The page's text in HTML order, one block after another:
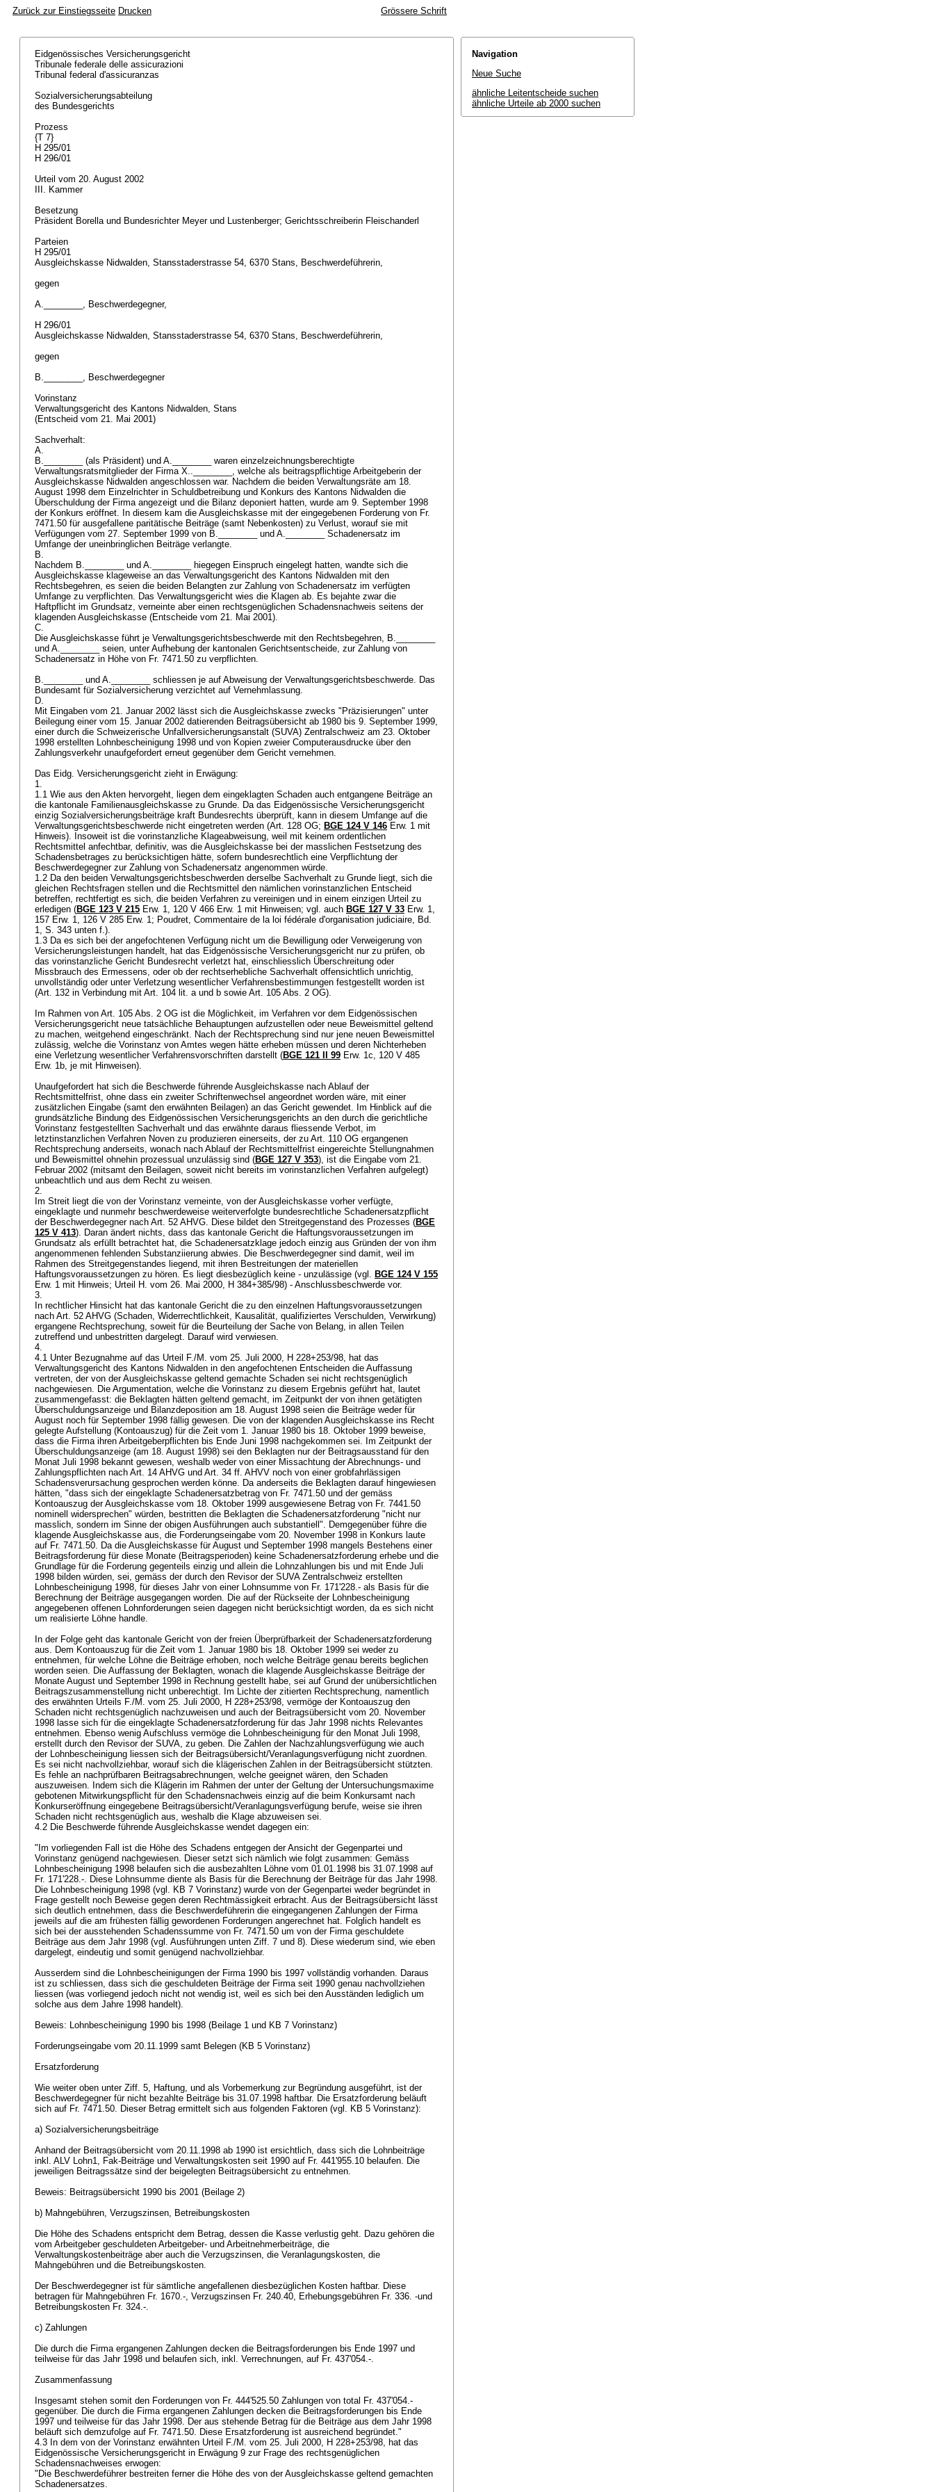
Zurück zur Einstiegsseite Drucken Grössere Schrift
Eidgenössisches Versicherungsgericht
Tribunale federale delle assicurazioni
Tribunal federal d'assicuranzas
Sozialversicherungsabteilung
des Bundesgerichts
Prozess
{T 7}
H 295/01
H 296/01
Urteil vom 20. August 2002
III. Kammer
Besetzung
Präsident Borella und Bundesrichter Meyer und Lustenberger; Gerichtsschreiberin Fleischanderl
Parteien
H 295/01
Ausgleichskasse Nidwalden, Stansstaderstrasse 54, 6370 Stans, Beschwerdeführerin,
gegen
A.________, Beschwerdegegner,
H 296/01
Ausgleichskasse Nidwalden, Stansstaderstrasse 54, 6370 Stans, Beschwerdeführerin,
gegen
B.________, Beschwerdegegner
Vorinstanz
Verwaltungsgericht des Kantons Nidwalden, Stans
(Entscheid vom 21. Mai 2001)
Sachverhalt:
A.
B.________ (als Präsident) und A.________ waren einzelzeichnungsberechtigte
Verwaltungsratsmitglieder der Firma X..________, welche als beitragspflichtige Arbeitgeberin der
Ausgleichskasse Nidwalden angeschlossen war. Nachdem die beiden Verwaltungsräte am 18.
August 1998 dem Einzelrichter in Schuldbetreibung und Konkurs des Kantons Nidwalden die
Überschuldung der Firma angezeigt und die Bilanz deponiert hatten, wurde am 9. September 1998
der Konkurs eröffnet. In diesem kam die Ausgleichskasse mit der eingegebenen Forderung von Fr.
7471.50 für ausgefallene paritätische Beiträge (samt Nebenkosten) zu Verlust, worauf sie mit
Verfügungen vom 27. September 1999 von B.________ und A.________ Schadenersatz im
Umfange der uneinbringlichen Beiträge verlangte.
B.
Nachdem B.________ und A.________ hiegegen Einspruch eingelegt hatten, wandte sich die
Ausgleichskasse klageweise an das Verwaltungsgericht des Kantons Nidwalden mit den
Rechtsbegehren, es seien die beiden Belangten zur Zahlung von Schadenersatz im verfügten
Umfange zu verpflichten. Das Verwaltungsgericht wies die Klagen ab. Es bejahte zwar die
Haftpflicht im Grundsatz, verneinte aber einen rechtsgenüglichen Schadensnachweis seitens der
klagenden Ausgleichskasse (Entscheide vom 21. Mai 2001).
C.
Die Ausgleichskasse führt je Verwaltungsgerichtsbeschwerde mit den Rechtsbegehren, B.________
und A.________ seien, unter Aufhebung der kantonalen Gerichtsentscheide, zur Zahlung von
Schadenersatz in Höhe von Fr. 7471.50 zu verpflichten.
B.________ und A.________ schliessen je auf Abweisung der Verwaltungsgerichtsbeschwerde. Das
Bundesamt für Sozialversicherung verzichtet auf Vernehmlassung.
D.
Mit Eingaben vom 21. Januar 2002 lässt sich die Ausgleichskasse zwecks "Präzisierungen" unter
Beilegung einer vom 15. Januar 2002 datierenden Beitragsübersicht ab 1980 bis 9. September 1999,
einer durch die Schweizerische Unfallversicherungsanstalt (SUVA) Zentralschweiz am 23. Oktober
1998 erstellten Lohnbescheinigung 1998 und von Kopien zweier Computerausdrucke über den
Zahlungsverkehr unaufgefordert erneut gegenüber dem Gericht vernehmen.
Das Eidg. Versicherungsgericht zieht in Erwägung:
1.
1.1 Wie aus den Akten hervorgeht, liegen dem eingeklagten Schaden auch entgangene Beiträge an
die kantonale Familienausgleichskasse zu Grunde. Da das Eidgenössische Versicherungsgericht
einzig Sozialversicherungsbeiträge kraft Bundesrechts überprüft, kann in diesem Umfange auf die
Verwaltungsgerichtsbeschwerde nicht eingetreten werden (Art. 128 OG; BGE 124 V 146 Erw. 1 mit
Hinweis). Insoweit ist die vorinstanzliche Klageabweisung, weil mit keinem ordentlichen
Rechtsmittel anfechtbar, definitiv, was die Ausgleichskasse bei der masslichen Festsetzung des
Schadensbetrages zu berücksichtigen hätte, sofern bundesrechtlich eine Verpflichtung der
Beschwerdegegner zur Zahlung von Schadenersatz angenommen würde.
1.2 Da den beiden Verwaltungsgerichtsbeschwerden derselbe Sachverhalt zu Grunde liegt, sich die
gleichen Rechtsfragen stellen und die Rechtsmittel den nämlichen vorinstanzlichen Entscheid
betreffen, rechtfertigt es sich, die beiden Verfahren zu vereinigen und in einem einzigen Urteil zu
erledigen (BGE 123 V 215 Erw. 1, 120 V 466 Erw. 1 mit Hinweisen; vgl. auch BGE 127 V 33 Erw. 1,
157 Erw. 1, 126 V 285 Erw. 1; Poudret, Commentaire de la loi fédérale d'organisation judiciaire, Bd.
1, S. 343 unten f.).
1.3 Da es sich bei der angefochtenen Verfügung nicht um die Bewilligung oder Verweigerung von
Versicherungsleistungen handelt, hat das Eidgenössische Versicherungsgericht nur zu prüfen, ob
das vorinstanzliche Gericht Bundesrecht verletzt hat, einschliesslich Überschreitung oder
Missbrauch des Ermessens, oder ob der rechtserhebliche Sachverhalt offensichtlich unrichtig,
unvollständig oder unter Verletzung wesentlicher Verfahrensbestimmungen festgestellt worden ist
(Art. 132 in Verbindung mit Art. 104 lit. a und b sowie Art. 105 Abs. 2 OG).
Im Rahmen von Art. 105 Abs. 2 OG ist die Möglichkeit, im Verfahren vor dem Eidgenössischen
Versicherungsgericht neue tatsächliche Behauptungen aufzustellen oder neue Beweismittel geltend
zu machen, weitgehend eingeschränkt. Nach der Rechtsprechung sind nur jene neuen Beweismittel
zulässig, welche die Vorinstanz von Amtes wegen hätte erheben müssen und deren Nichterheben
eine Verletzung wesentlicher Verfahrensvorschriften darstellt (BGE 121 II 99 Erw. 1c, 120 V 485
Erw. 1b, je mit Hinweisen).
Unaufgefordert hat sich die Beschwerde führende Ausgleichskasse nach Ablauf der
Rechtsmittelfrist, ohne dass ein zweiter Schriftenwechsel angeordnet worden wäre, mit einer
zusätzlichen Eingabe (samt den erwähnten Beilagen) an das Gericht gewendet. Im Hinblick auf die
grundsätzliche Bindung des Eidgenössischen Versicherungsgerichts an den durch die gerichtliche
Vorinstanz festgestellten Sachverhalt und das erwähnte daraus fliessende Verbot, im
letztinstanzlichen Verfahren Noven zu produzieren einerseits, der zu Art. 110 OG ergangenen
Rechtsprechung anderseits, wonach nach Ablauf der Rechtsmittelfrist eingereichte Stellungnahmen
und Beweismittel ohnehin prozessual unzulässig sind (BGE 127 V 353), ist die Eingabe vom 21.
Februar 2002 (mitsamt den Beilagen, soweit nicht bereits im vorinstanzlichen Verfahren aufgelegt)
unbeachtlich und aus dem Recht zu weisen.
2.
Im Streit liegt die von der Vorinstanz verneinte, von der Ausgleichskasse vorher verfügte,
eingeklagte und nunmehr beschwerdeweise weiterverfolgte bundesrechtliche Schadenersatzpflicht
der Beschwerdegegner nach Art. 52 AHVG. Diese bildet den Streitgegenstand des Prozesses (BGE
125 V 413). Daran ändert nichts, dass das kantonale Gericht die Haftungsvoraussetzungen im
Grundsatz als erfüllt betrachtet hat, die Schadenersatzklage jedoch einzig aus Gründen der von ihm
angenommenen fehlenden Substanziierung abwies. Die Beschwerdegegner sind damit, weil im
Rahmen des Streitgegenstandes liegend, mit ihren Bestreitungen der materiellen
Haftungsvoraussetzungen zu hören. Es liegt diesbezüglich keine - unzulässige (vgl. BGE 124 V 155
Erw. 1 mit Hinweis; Urteil H. vom 26. Mai 2000, H 384+385/98) - Anschlussbeschwerde vor.
3.
In rechtlicher Hinsicht hat das kantonale Gericht die zu den einzelnen Haftungsvoraussetzungen
nach Art. 52 AHVG (Schaden, Widerrechtlichkeit, Kausalität, qualifiziertes Verschulden, Verwirkung)
ergangene Rechtsprechung, soweit für die Beurteilung der Sache von Belang, in allen Teilen
zutreffend und unbestritten dargelegt. Darauf wird verwiesen.
4.
4.1 Unter Bezugnahme auf das Urteil F./M. vom 25. Juli 2000, H 228+253/98, hat das
Verwaltungsgericht des Kantons Nidwalden in den angefochtenen Entscheiden die Auffassung
vertreten, der von der Ausgleichskasse geltend gemachte Schaden sei nicht rechtsgenüglich
nachgewiesen. Die Argumentation, welche die Vorinstanz zu diesem Ergebnis geführt hat, lautet
zusammengefasst: die Beklagten hätten geltend gemacht, im Zeitpunkt der von ihnen getätigten
Überschuldungsanzeige und Bilanzdeposition am 18. August 1998 seien die Beiträge weder für
August noch für September 1998 fällig gewesen. Die von der klagenden Ausgleichskasse ins Recht
gelegte Aufstellung (Kontoauszug) für die Zeit vom 1. Januar 1980 bis 18. Oktober 1999 beweise,
dass die Firma ihren Arbeitgeberpflichten bis Ende Juni 1998 nachgekommen sei. Im Zeitpunkt der
Überschuldungsanzeige (am 18. August 1998) sei den Beklagten nur der Beitragsausstand für den
Monat Juli 1998 bekannt gewesen, weshalb weder von einer Missachtung der Abrechnungs- und
Zahlungspflichten nach Art. 14 AHVG und Art. 34 ff. AHVV noch von einer grobfahrlässigen
Schadensverursachung gesprochen werden könne. Da anderseits die Beklagten darauf hingewiesen
hätten, "dass sich der eingeklagte Schadenersatzbetrag von Fr. 7471.50 und der gemäss
Kontoauszug der Ausgleichskasse vom 18. Oktober 1999 ausgewiesene Betrag von Fr. 7441.50
nominell widersprechen" würden, bestritten die Beklagten die Schadenersatzforderung "nicht nur
masslich, sondern im Sinne der obigen Ausführungen auch substantiell". Demgegenüber führe die
klagende Ausgleichskasse aus, die Forderungseingabe vom 20. November 1998 in Konkurs laute
auf Fr. 7471.50. Da die Ausgleichskasse für August und September 1998 mangels Bestehens einer
Beitragsforderung für diese Monate (Beitragsperioden) keine Schadenersatzforderung erhebe und die
Grundlage für die Forderung gegenteils einzig und allein die Lohnzahlungen bis und mit Ende Juli
1998 bilden würden, sei, gemäss der durch den Revisor der SUVA Zentralschweiz erstellten
Lohnbescheinigung 1998, für dieses Jahr von einer Lohnsumme von Fr. 171'228.- als Basis für die
Berechnung der Beiträge ausgegangen worden. Die auf der Rückseite der Lohnbescheinigung
angegebenen offenen Lohnforderungen seien dagegen nicht berücksichtigt worden, da es sich nicht
um realisierte Löhne handle.
In der Folge geht das kantonale Gericht von der freien Überprüfbarkeit der Schadenersatzforderung
aus. Dem Kontoauszug für die Zeit vom 1. Januar 1980 bis 18. Oktober 1999 sei weder zu
entnehmen, für welche Löhne die Beiträge erhoben, noch welche Beiträge genau bereits beglichen
worden seien. Die Auffassung der Beklagten, wonach die klagende Ausgleichskasse Beiträge der
Monate August und September 1998 in Rechnung gestellt habe, sei auf Grund der unübersichtlichen
Beitragszusammenstellung nicht unberechtigt. Im Lichte der zitierten Rechtsprechung, namentlich
des erwähnten Urteils F./M. vom 25. Juli 2000, H 228+253/98, vermöge der Kontoauszug den
Schaden nicht rechtsgenüglich nachzuweisen und auch der Beitragsübersicht vom 20. November
1998 lasse sich für die eingeklagte Schadenersatzforderung für das Jahr 1998 nichts Relevantes
entnehmen. Ebenso wenig Aufschluss vermöge die Lohnbescheinigung für den Monat Juli 1998,
erstellt durch den Revisor der SUVA, zu geben. Die Zahlen der Nachzahlungsverfügung wie auch
der Lohnbescheinigung liessen sich der Beitragsübersicht/Veranlagungsverfügung nicht zuordnen.
Es sei nicht nachvollziehbar, worauf sich die klägerischen Zahlen in der Beitragsübersicht stützten.
Es fehle an nachprüfbaren Beitragsabrechnungen, welche geeignet wären, den Schaden
auszuweisen. Indem sich die Klägerin im Rahmen der unter der Geltung der Untersuchungsmaxime
gebotenen Mitwirkungspflicht für den Schadensnachweis einzig auf die beim Konkursamt nach
Konkurseröffnung eingegebene Beitragsübersicht/Veranlagungsverfügung berufe, weise sie ihren
Schaden nicht rechtsgenüglich aus, weshalb die Klage abzuweisen sei.
4.2 Die Beschwerde führende Ausgleichskasse wendet dagegen ein:
"Im vorliegenden Fall ist die Höhe des Schadens entgegen der Ansicht der Gegenpartei und
Vorinstanz genügend nachgewiesen. Dieser setzt sich nämlich wie folgt zusammen: Gemäss
Lohnbescheinigung 1998 belaufen sich die ausbezahlten Löhne vom 01.01.1998 bis 31.07.1998 auf
Fr. 171'228.-. Diese Lohnsumme diente als Basis für die Berechnung der Beiträge für das Jahr 1998.
Die Lohnbescheinigung 1998 (vgl. KB 7 Vorinstanz) wurde von der Gegenpartei weder begründet in
Frage gestellt noch Beweise gegen deren Rechtmässigkeit erbracht. Aus der Beitragsübersicht lässt
sich deutlich entnehmen, dass die Beschwerdeführerin die eingegangenen Zahlungen der Firma
jeweils auf die am frühesten fällig gewordenen Forderungen angerechnet hat. Folglich handelt es
sich bei der ausstehenden Schadenssumme von Fr. 7471.50 um von der Firma geschuldete
Beiträge aus dem Jahr 1998 (vgl. Ausführungen unten Ziff. 7 und 8). Diese wiederum sind, wie eben
dargelegt, eindeutig und somit genügend nachvollziehbar.
Ausserdem sind die Lohnbescheinigungen der Firma 1990 bis 1997 vollständig vorhanden. Daraus
ist zu schliessen, dass sich die geschuldeten Beiträge der Firma seit 1990 genau nachvollziehen
liessen (was vorliegend jedoch nicht not wendig ist, weil es sich bei den Ausständen lediglich um
solche aus dem Jahre 1998 handelt).
Beweis: Lohnbescheinigung 1990 bis 1998 (Beilage 1 und KB 7 Vorinstanz)
Forderungseingabe vom 20.11.1999 samt Belegen (KB 5 Vorinstanz)
Ersatzforderung
Wie weiter oben unter Ziff. 5, Haftung, und als Vorbemerkung zur Begründung ausgeführt, ist der
Beschwerdegegner für nicht bezahlte Beiträge bis 31.07.1998 haftbar. Die Ersatzforderung beläuft
sich auf Fr. 7471.50. Dieser Betrag ermittelt sich aus folgenden Faktoren (vgl. KB 5 Vorinstanz):
a) Sozialversicherungsbeiträge
Anhand der Beitragsübersicht vom 20.11.1998 ab 1990 ist ersichtlich, dass sich die Lohnbeiträge
inkl. ALV Lohn1, Fak-Beiträge und Verwaltungskosten seit 1990 auf Fr. 441'955.10 belaufen. Die
jeweiligen Beitragssätze sind der beigelegten Beitragsübersicht zu entnehmen.
Beweis: Beitragsübersicht 1990 bis 2001 (Beilage 2)
b) Mahngebühren, Verzugszinsen, Betreibungskosten
Die Höhe des Schadens entspricht dem Betrag, dessen die Kasse verlustig geht. Dazu gehören die
vom Arbeitgeber geschuldeten Arbeitgeber- und Arbeitnehmerbeiträge, die
Verwaltungskostenbeiträge aber auch die Verzugszinsen, die Veranlagungskosten, die
Mahngebühren und die Betreibungskosten.
Der Beschwerdegegner ist für sämtliche angefallenen diesbezüglichen Kosten haftbar. Diese
betragen für Mahngebühren Fr. 1670.-, Verzugszinsen Fr. 240.40, Erhebungsgebühren Fr. 336. -und
Betreibungskosten Fr. 324.-.
c) Zahlungen
Die durch die Firma ergangenen Zahlungen decken die Beitragsforderungen bis Ende 1997 und
teilweise für das Jahr 1998 und belaufen sich, inkl. Verrechnungen, auf Fr. 437'054.-.
Zusammenfassung
Insgesamt stehen somit den Forderungen von Fr. 444'525.50 Zahlungen von total Fr. 437'054.-
gegenüber. Die durch die Firma ergangenen Zahlungen decken die Beitragsforderungen bis Ende
1997 und teilweise für das Jahr 1998. Der aus stehende Betrag für die Beiträge aus dem Jahr 1998
beläuft sich demzufolge auf Fr. 7471.50. Diese Ersatzforderung ist ausreichend begründet."
4.3 In dem von der Vorinstanz erwähnten Urteil F./M. vom 25. Juli 2000, H 228+253/98, hat das
Eidgenössische Versicherungsgericht in Erwägung 9 zur Frage des rechtsgenüglichen
Schadensnachweises erwogen:
"Die Beschwerdeführer bestreiten ferner die Höhe des von der Ausgleichskasse geltend gemachten
Schadenersatzes.
Navigation
Neue Suche
ähnliche Leitentscheide suchen
ähnliche Urteile ab 2000 suchen